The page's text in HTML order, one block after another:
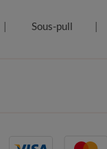
Sous-pull